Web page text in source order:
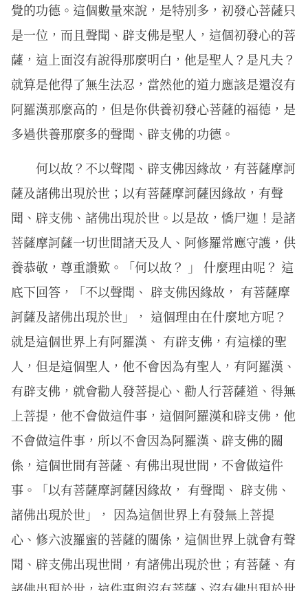
覺的功德。這個數量來說，是特別多，初發心菩薩只
是一位，而且聲聞、辟支佛是聖人，這個初發心的菩
薩，這上面沒有說得那麼明白，他是聖人？是凡夫？
就算是他得了無生法忍，當然他的道力應該是還沒有
阿羅漢那麼高的，但是你供養初發心菩薩的福德，是
多過供養那麼多的聲聞、辟支佛的功德。
何以故？不以聲聞、辟支佛因緣故，有菩薩摩訶
薩及諸佛出現於世；以有菩薩摩訶薩因緣故，有聲
聞、辟支佛、諸佛出現於世。以是故，憍尸迦！是諸
菩薩摩訶薩一切世間諸天及人、阿修羅常應守護，供
養恭敬，尊重讚歎。「何以故？ 」 什麼理由呢？ 這
底下回答，「不以聲聞、 辟支佛因緣故， 有菩薩摩
訶薩及諸佛出現於世」， 這個理由在什麼地方呢？
就是這個世界上有阿羅漢、 有辟支佛，有這樣的聖
人，但是這個聖人，他不會因為有聖人，有阿羅漢、
有辟支佛，就會勸人發菩提心、勸人行菩薩道、得無
上菩提，他不會做這件事，這個阿羅漢和辟支佛，他
不會做這件事，所以不會因為阿羅漢、辟支佛的關
係，這個世間有菩薩、有佛出現世間，不會做這件
事。「以有菩薩摩訶薩因緣故， 有聲聞、 辟支佛、
諸佛出現於世」， 因為這個世界上有發無上菩提
心、修六波羅蜜的菩薩的關係，這個世界上就會有聲
聞、辟支佛出現世間，有諸佛出現於世；有菩薩、有